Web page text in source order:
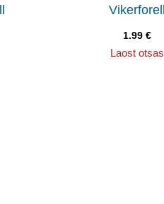
Vikerforell
1.99€
Laost otsas